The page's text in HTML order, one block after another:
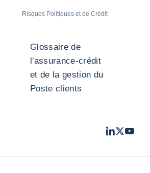
Risques Politiques et de Crédit
Glossaire de
l'assurance-crédit
et de la gestion du
Poste clients
LinkedIn
TwitterYoutube